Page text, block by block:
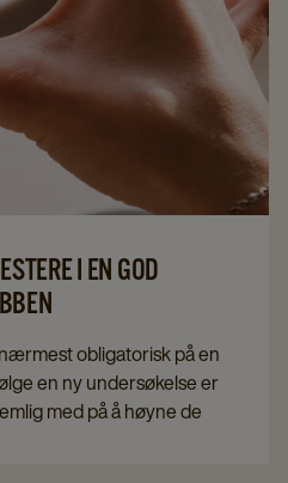
I EN GOD
obligatorisk på en
en ny undersøkelse er
med på å høyne de